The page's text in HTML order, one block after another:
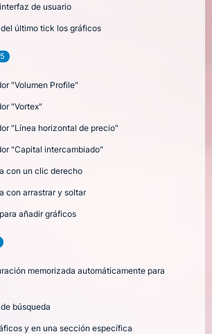
de usuario
último tick los gráficos
"Volumen Profile"
"Vortex"
"Línea horizontal de precio"
"Capital intercambiado"
con un clic derecho
con arrastrar y soltar
añadir gráficos
memorizada automáticamente para
búsqueda
y en una sección específica